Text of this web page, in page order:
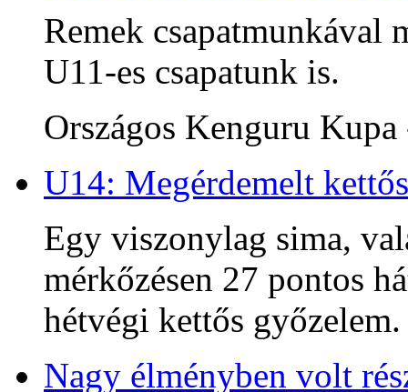
Remek csapatmunkával
U11-es csapatunk is.
Országos Kenguru
U14: Megérdemelt
Egy viszonylag sima,
mérkőzésen 27 pontos
hétvégi kettős győzelem.
Nagy élményben volt